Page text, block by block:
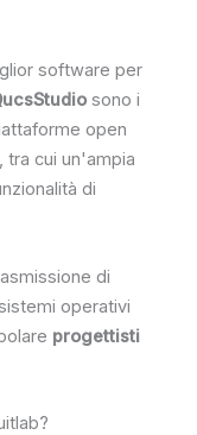
software per
sono i
open
tra cui un'ampia
di
di
operativi
progettisti